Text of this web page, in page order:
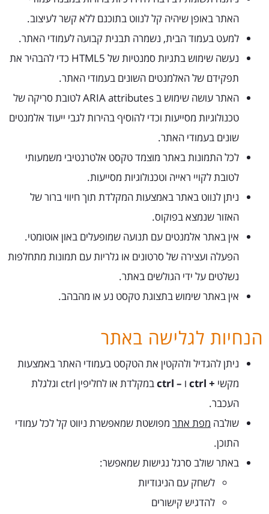
האתר באופן שיהיה קל לנווט בתוכנם ללא קשר לעיצוב.
למעט בעמוד הבית, נשמרה תבנית קבועה לעמודי האתר.
נעשה שימוש בתגיות סמנטיות של HTML5 כדי להבהיר את
תפקידם של האלמנטים השונים בעמודי האתר.
האתר עושה שימוש ב ARIA attributes לטובת סריקה של
טכנולוגיות מסייעות וכדי להוסיף בהירות לגבי ייעוד אלמנטים
שונים בעמודי האתר.
לכל התמונות באתר מוצמד טקסט אלטרנטיבי משמעותי
לטובת לקויי ראייה וטכנולוגיות מסייעות.
ניתן לנווט באתר באמצעות המקלדת תוך חיווי ברור של
האזור שנמצא בפוקוס.
אין באתר אלמנטים עם תנועה שמופעלים באון אוטומטי.
הפעלה ועצירה של סרטונים או גלריות עם תמונות מתחלפות
נשלטים על ידי הגולשים באתר.
אין באתר שימוש בתצוגת טקסט נע או מהבהב.
הנחיות לגלישה באתר
ניתן להגדיל ולהקטין את הטקסט בעמודי האתר באמצעות
מקשי + ctrl ו – ctrl
במקלדת או לחליפין ctrl וגלגלת
העכבר.
שולבה מפת אתר מפושטת שמאפשרת ניווט קל לכל עמודי
התוכן.
באתר שולב סרגל נגישות שמאפשר:
לשחק עם הניגודיות
להדגיש קישורים